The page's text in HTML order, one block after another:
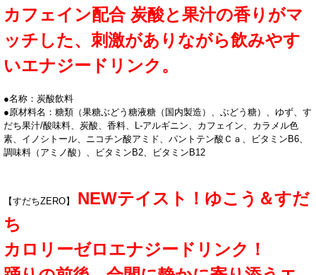
カフェイン配合 炭酸と果汁の香りがマ
ッチした、刺激がありながら飲みやす
いエナジードリンク。
●名称：炭酸飲料
●原材料名：糖類（果糖ぶどう糖液糖（国内製造）、ぶどう糖）、ゆず、す
だち果汁/酸味料、炭酸、香料、L-アルギニン、カフェイン、カラメル色
素、イノシトール、ニコチン酸アミド、パントテン酸Ｃａ、ビタミンB6、
調味料（アミノ酸）、ビタミンB2、ビタミンB12
【すだちZERO】 NEWテイスト！ゆこう＆すだ
ち
カロリーゼロエナジードリンク！